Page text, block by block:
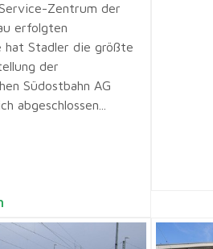
Zentrum der
erfolgten
hat Stadler die größte
der
Südostbahn AG
abgeschlossen...